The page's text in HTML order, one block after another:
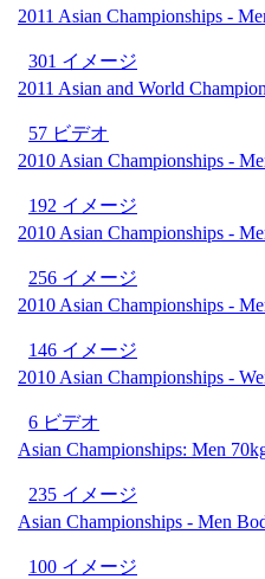
2011 Asian Championships -
301 イメージ
2011 Asian and World
57 ビデオ
2010 Asian Championships -
192 イメージ
2010 Asian Championships -
256 イメージ
2010 Asian Championships -
146 イメージ
2010 Asian Championships -
6 ビデオ
Asian Championships: Men
235 イメージ
Asian Championships - Men
100 イメージ